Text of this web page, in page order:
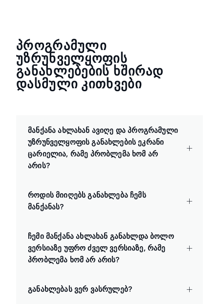
ᲞᲠᲝᲒᲠᲐᲛᲣᲚᲘ
ᲣᲖᲠᲣᲜᲕᲔᲚᲧᲝᲤᲘᲡ
ᲒᲐᲜᲐᲮᲚᲔᲑᲔᲑᲘᲡ ᲮᲨᲘᲠᲐᲓ
ᲓᲐᲡᲛᲣᲚᲘ ᲙᲘᲗᲮᲕᲔᲑᲘ
მანქანა ახლახან ავიღე და პროგრამული
უზრუნველყოფის განახლების ეკრანი
ცარიელია, რამე პრობლემა ხომ არ
არის?
როდის მიიღებს განახლება ჩემს
მანქანას?
ჩემი მანქანა ახლახან განახლდა ბოლო
ვერსიაზე უფრო ძველ ვერსიაზე, რამე
პრობლემა ხომ არ არის?
განახლებას ვერ ვასრულებ?